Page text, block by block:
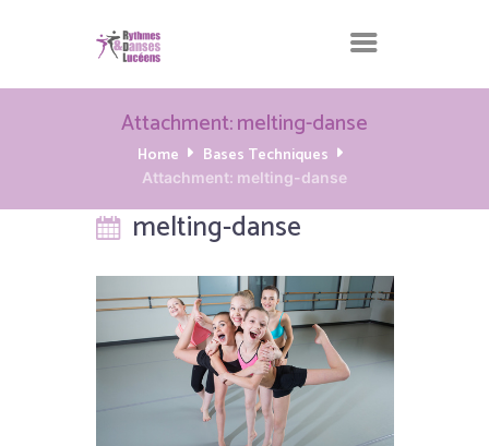
Attachment: melting-danse
Home Bases Techniques
Attachment: melting-danse
melting-danse